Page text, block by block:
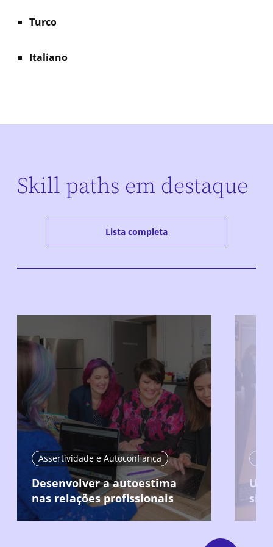
Turco
Italiano
Skill paths em destaque
Lista completa
Assertividade e Autoconfiança
Desenvolver a autoestima
nas relações profissionais